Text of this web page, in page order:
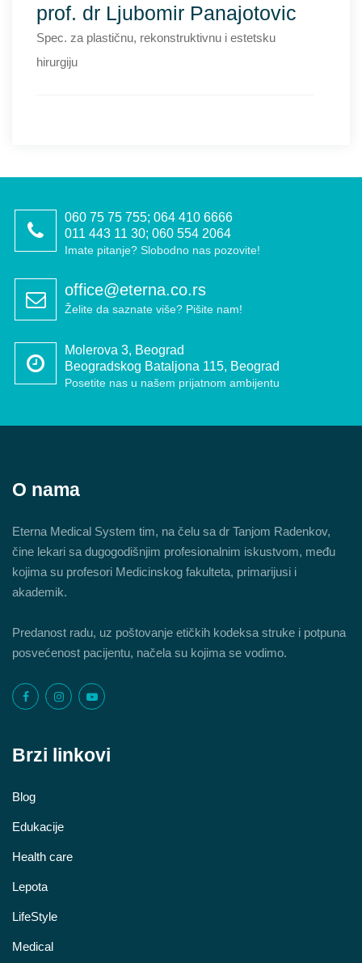
prof. dr Ljubomir Panajotovic
Spec. za plastičnu, rekonstruktivnu i estetsku
hirurgiju
060 75 75 755; 064 410 6666
011 443 11 30; 060 554 2064
Imate pitanje? Slobodno nas pozovite!
office@eterna.co.rs
Želite da saznate više? Pišite nam!
Molerova 3, Beograd
Beogradskog Bataljona 115, Beograd
Posetite nas u našem prijatnom ambijentu
O nama
Eterna Medical System tim, na čelu sa dr Tanjom Radenkov,
čine lekari sa dugogodišnjim profesionalnim iskustvom, među
kojima su profesori Medicinskog fakulteta, primarijusi i
akademik.
Predanost radu, uz poštovanje etičkih kodeksa struke i potpuna
posvećenost pacijentu, načela su kojima se vodimo.
Brzi linkovi
Blog
Edukacije
Health care
Lepota
LifeStyle
Medical